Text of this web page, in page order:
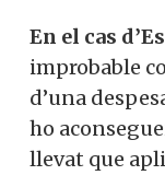
En el cas
improbable
d’una
ho
llevat que